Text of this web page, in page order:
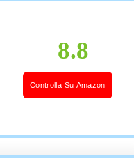
8.8
Controlla Su Amazon